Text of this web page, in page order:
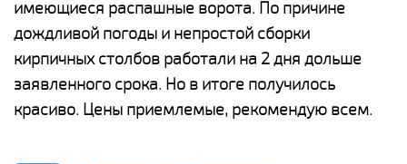
имеющиеся распашные ворота. По причине
дождливой погоды и непростой сборки
кирпичных столбов работали на 2 дня дольше
заявленного срока. Но в итоге получилось
красиво. Цены приемлемые, рекомендую всем.